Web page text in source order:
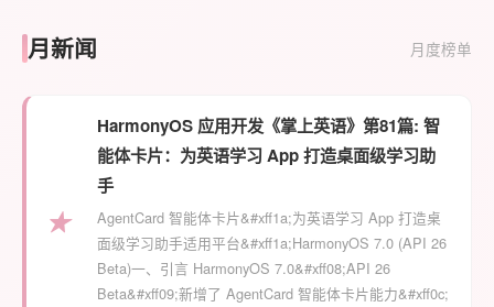
月新闻 月度榜单
★
HarmonyOS 应用开发《掌上英语》第81篇: 智
能体卡片：为英语学习 App 打造桌面级学习助
手
AgentCard 智能体卡片&#xff1a;为英语学习 App 打造桌
面级学习助手适用平台&#xff1a;HarmonyOS 7.0 (API 26
Beta)一、引言 HarmonyOS 7.0&#xff08;API 26
Beta&#xff09;新增了 AgentCard 智能体卡片能力&#xff0c;